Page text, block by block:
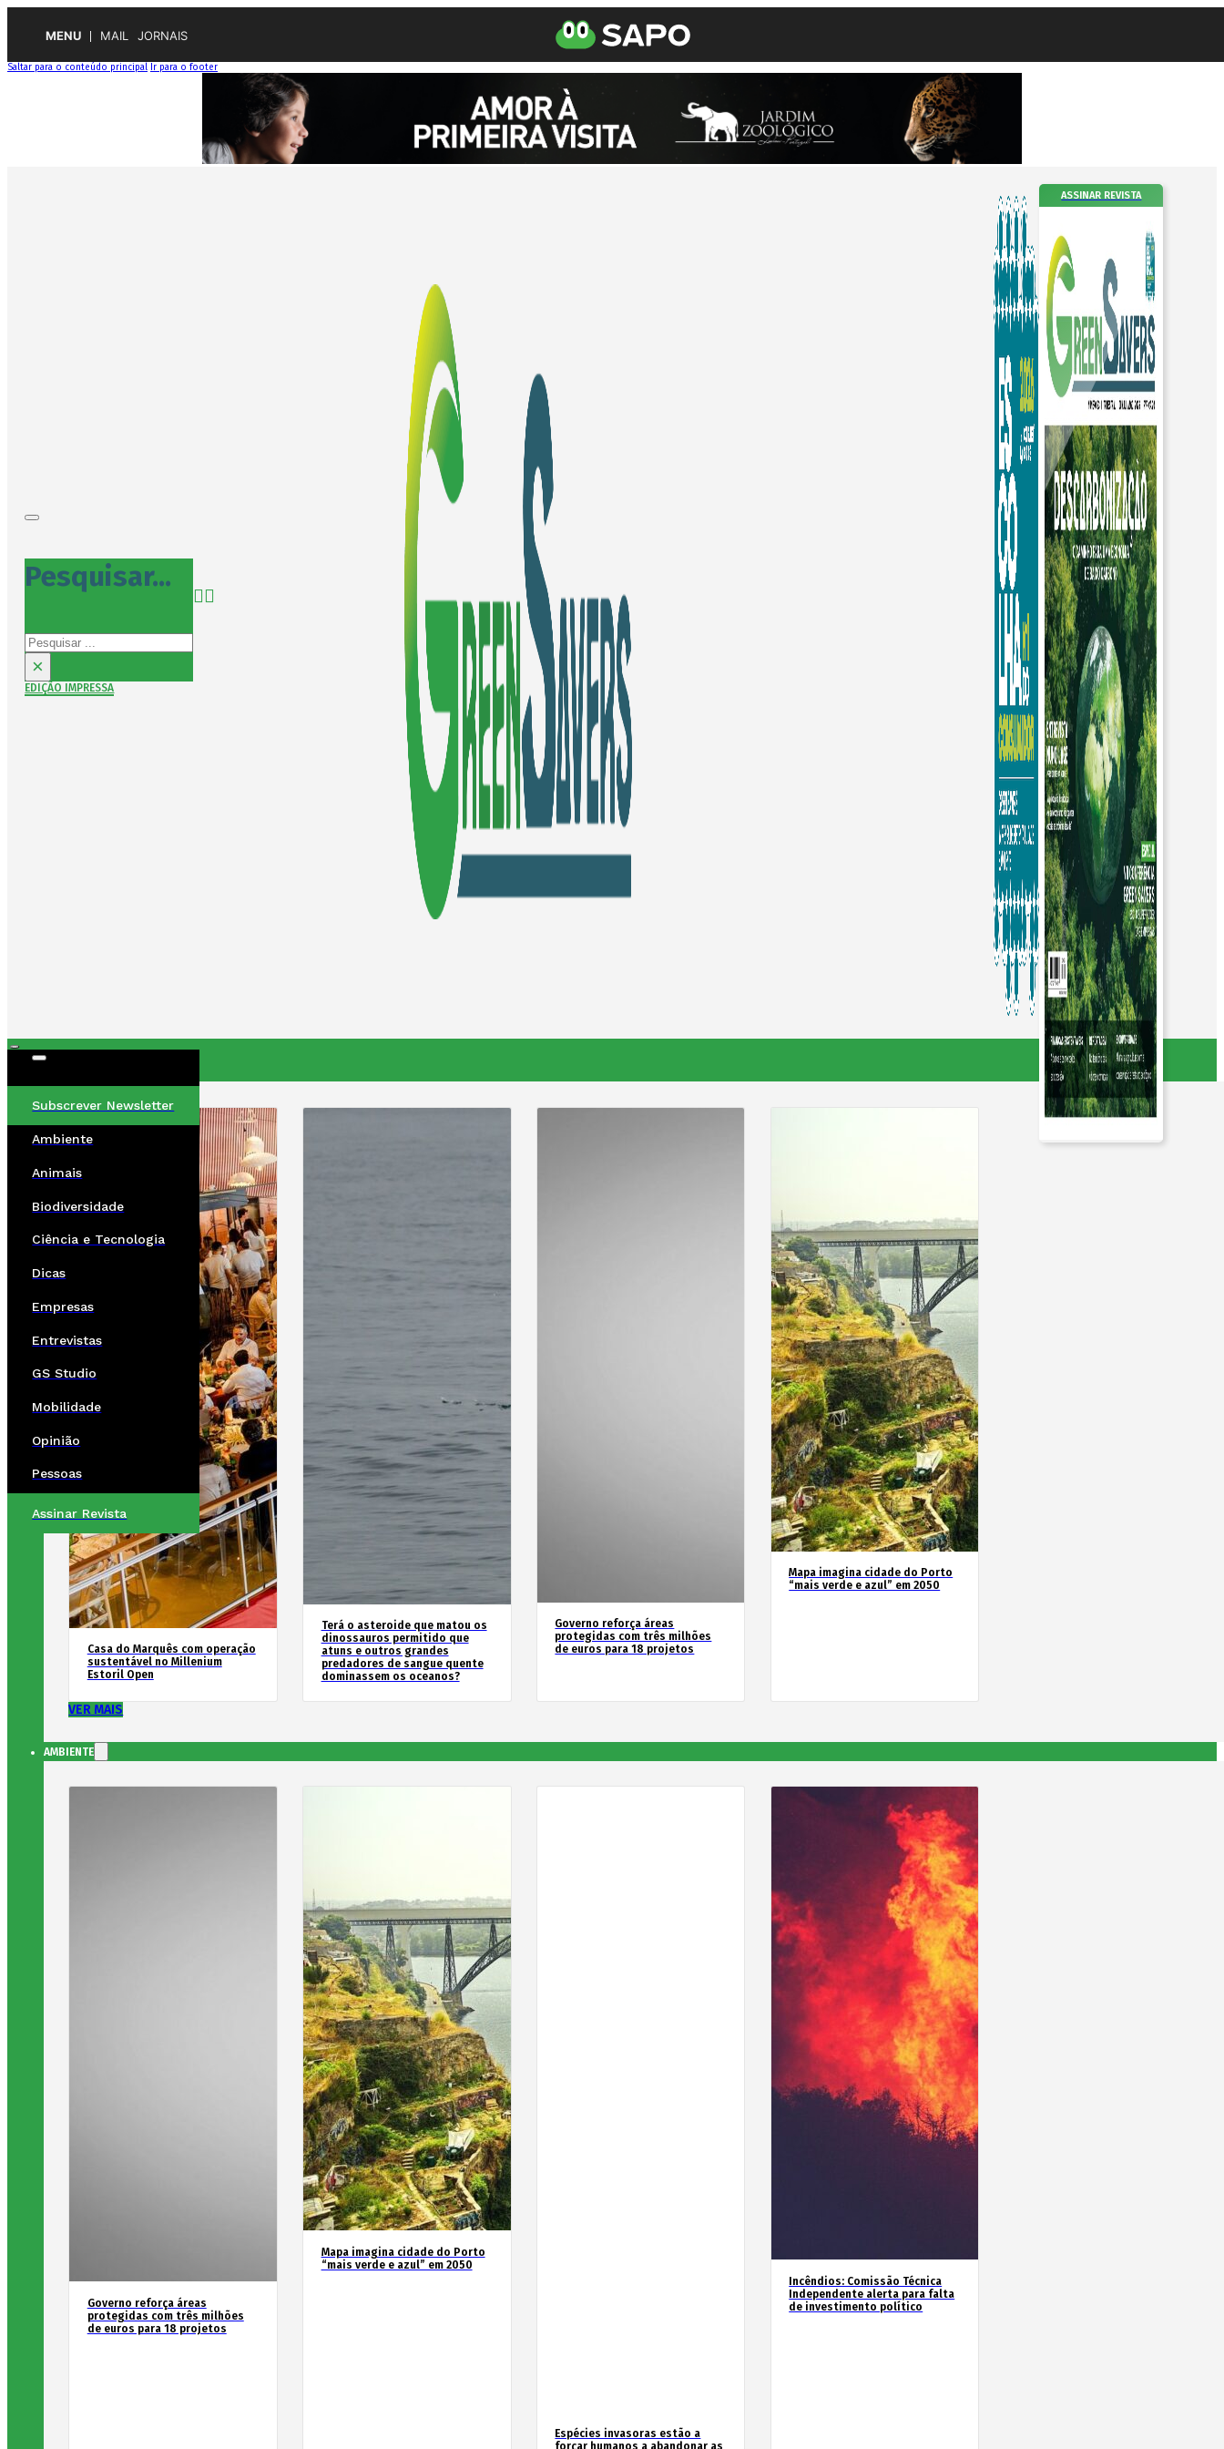
MENU MAIL JORNAIS
Saltar para o conteúdo principal Ir para o footer
Pesquisar...
Pesquisar
×
EDIÇÃO IMPRESSA
ASSINAR REVISTA
Subscrever Newsletter
Ambiente
Animais
Biodiversidade
Ciência e Tecnologia
Dicas
Empresas
Entrevistas
GS Studio
Mobilidade
Opinião
Pessoas
Assinar Revista
Casa do Marquês com operação
sustentável no Millenium
Estoril Open
Terá o asteroide que matou os
dinossauros permitido que
atuns e outros grandes
predadores de sangue quente
dominassem os oceanos?
Governo reforça áreas
protegidas com três milhões
de euros para 18 projetos
Mapa imagina cidade do Porto
“mais verde e azul” em 2050
VER MAIS
AMBIENTE
Governo reforça áreas
protegidas com três milhões
de euros para 18 projetos
Mapa imagina cidade do Porto
“mais verde e azul” em 2050
Espécies invasoras estão a
Incêndios: Comissão Técnica
Independente alerta para falta
de investimento político